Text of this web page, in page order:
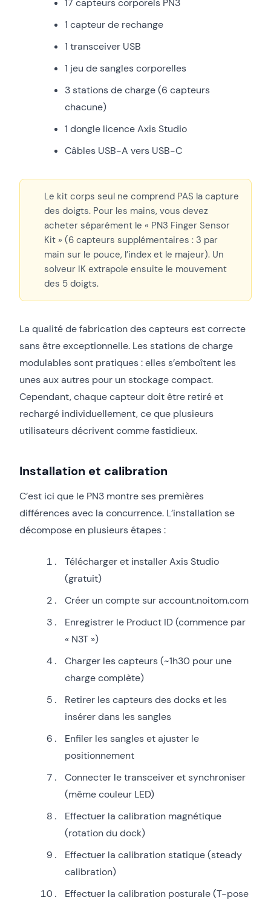
17 capteurs corporels PN3
1 capteur de rechange
1 transceiver USB
1 jeu de sangles corporelles
3 stations de charge (6 capteurs
chacune)
1 dongle licence Axis Studio
Câbles USB-A vers USB-C
Le kit corps seul ne comprend PAS la capture
des doigts. Pour les mains, vous devez
acheter séparément le « PN3 Finger Sensor
Kit » (6 capteurs supplémentaires : 3 par
main sur le pouce, l’index et le majeur). Un
solveur IK extrapole ensuite le mouvement
des 5 doigts.
La qualité de fabrication des capteurs est correcte
sans être exceptionnelle. Les stations de charge
modulables sont pratiques : elles s’emboîtent les
unes aux autres pour un stockage compact.
Cependant, chaque capteur doit être retiré et
rechargé individuellement, ce que plusieurs
utilisateurs décrivent comme fastidieux.
Installation et calibration
C’est ici que le PN3 montre ses premières
différences avec la concurrence. L’installation se
décompose en plusieurs étapes :
Télécharger et installer Axis Studio
(gratuit)
Créer un compte sur account.noitom.com
Enregistrer le Product ID (commence par
« N3T »)
Charger les capteurs (~1h30 pour une
charge complète)
Retirer les capteurs des docks et les
insérer dans les sangles
Enfiler les sangles et ajuster le
positionnement
Connecter le transceiver et synchroniser
(même couleur LED)
Effectuer la calibration magnétique
(rotation du dock)
Effectuer la calibration statique (steady
calibration)
Effectuer la calibration posturale (T-pose